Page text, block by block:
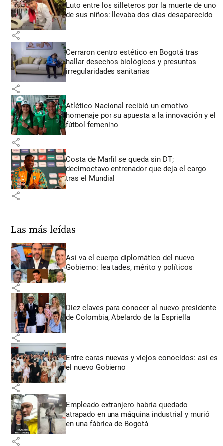
Luto entre los silleteros por la muerte de uno
de sus niños: llevaba dos días desaparecido
share
Cerraron centro estético en Bogotá tras
hallar desechos biológicos y presuntas
irregularidades sanitarias
share
Atlético Nacional recibió un emotivo
homenaje por su apuesta a la innovación y el
fútbol femenino
share
Costa de Marfil se queda sin DT;
decimoctavo entrenador que deja el cargo
tras el Mundial
share
Las más leídas
Así va el cuerpo diplomático del nuevo
Gobierno: lealtades, mérito y políticos
share
Diez claves para conocer al nuevo presidente
de Colombia, Abelardo de la Espriella
share
Entre caras nuevas y viejos conocidos: así es
el nuevo Gobierno
share
Empleado extranjero habría quedado
atrapado en una máquina industrial y murió
en una fábrica de Bogotá
share